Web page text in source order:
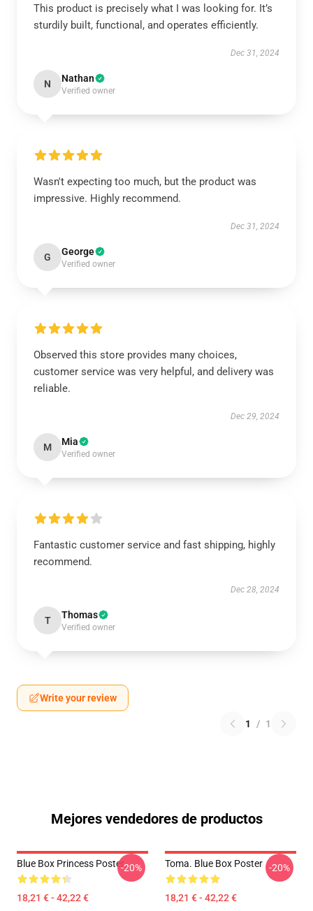
This product is precisely what I was looking for. It’s
sturdily built, functional, and operates efficiently.
Dec 31, 2024
N Nathan
Verified owner
Wasn't expecting too much, but the product was
impressive. Highly recommend.
Dec 31, 2024
G George
Verified owner
Observed this store provides many choices,
customer service was very helpful, and delivery was
reliable.
Dec 29, 2024
M Mia
Verified owner
Fantastic customer service and fast shipping, highly
recommend.
Dec 28, 2024
T Thomas
Verified owner
Write your review
1 / 1
Mejores vendedores de productos
Blue Box Princess Poster
18,21 € - 42,22 €
-20% Toma. Blue Box Poster
18,21 € - 42,22 €
-20%